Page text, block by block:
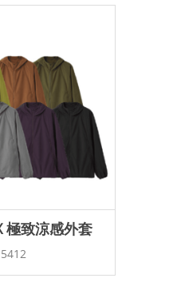
極致涼感外套
5412